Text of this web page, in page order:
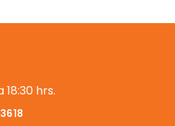
18:30 hrs.